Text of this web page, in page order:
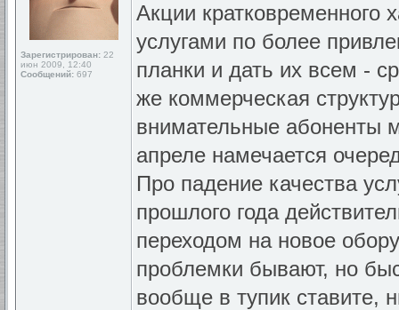
Зарегистрирован: 22
июн 2009, 12:40
Сообщений: 697
Акции кратковременного
услугами по более
планки и дать их всем -
же коммерческая
внимательные абоненты
апреле намечается
Про падение качества
прошлого года
переходом на новое
проблемки бывают, но
вообще в тупик ставите,